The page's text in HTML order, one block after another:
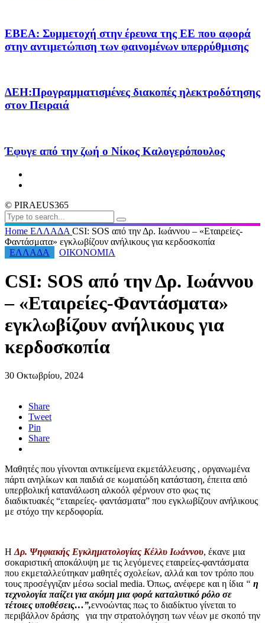
ΕΒΕΑ: Συμμετοχή στην έρευνα της ΕΕ που αφορά
στην αντιμετώπιση των φαινομένων υπερρύθμισης
ΔΕΗ:Προγραμματισμένες διακοπές ηλεκτροδότησης
στον Πειραιά
Έφυγε από την ζωή ο Νίκος Καλογερόπουλος
© PIRAEUS365
Home ΕΛΛΑΔΑ CSI: SOS από την Δρ. Ιωάννου – «Εταιρείες-
Φαντάσματα» εγκλωβίζουν ανήλικους για κερδοσκοπία
ΕΛΛΑΔΑ
ΟΙΚΟΝΟΜΙΑ
CSI: SOS από την Δρ. Ιωάννου
– «Εταιρείες-Φαντάσματα»
εγκλωβίζουν ανήλικους για
κερδοσκοπία
30 Οκτωβρίου, 2024
Share
Tweet
Pin
Share
Μαθητές που γίνονται αντικείμενα εκμετάλλευσης , οργανωμένα
πάρτι ανηλίκων και παιδιά σε κωματώδη κατάσταση, έπειτα από
υπερβολική κατανάλωση αλκοόλ φέρνουν στο φως τις
διαδικτυακές “εταιρείες- φαντάσματα” που εγκλωβίζουν ανήλικους
με στόχο την κερδοφορία.
ΗΔρ. Ψηφιακής Εγκληματολογίας Κέλλυ Ιωάννου, έκανε μια
σοκαριστική αποκάλυψη με τις λεγόμενες εταιρείες-φαντάσματα
που εκμεταλλεύτηκαν μαθητές σχολείων, αλλά και τον τρόπο που
τους προσέγγιζαν μέσω social media. Όπως, ανέφερε και η ίδια “ η
τεχνολογία παίζει για ακόμη μια φορά καταλυτικό ρόλο σε
τέτοιες υποθέσεις…”,εννοώντας πως το διαδίκτυο γίνεται το
περιβάλλον δράσης για την στρατολόγηση των νέων με σκοπό την